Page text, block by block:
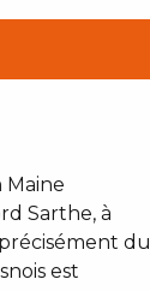
Maine
Sarthe, à
du
est